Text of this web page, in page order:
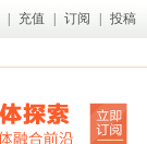
充值 订阅 投稿